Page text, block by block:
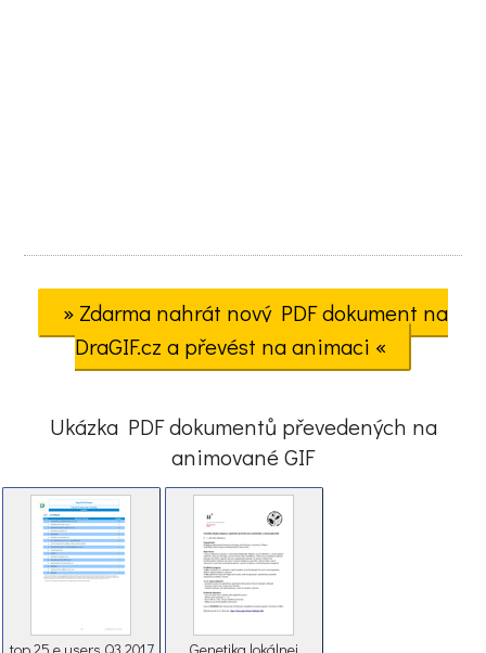
» Zdarma nahrát nový PDF dokument na
DraGIF.cz a převést na animaci «
Ukázka PDF dokumentů převedených na
animované GIF